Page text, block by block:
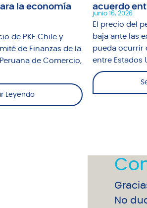
la economía
de PKF Chile y
de Finanzas de la
de Comercio,
Leyendo
acuerdo
junio 16, 2026
El precio del
baja ante las
pueda ocurrir
entre Estados
No